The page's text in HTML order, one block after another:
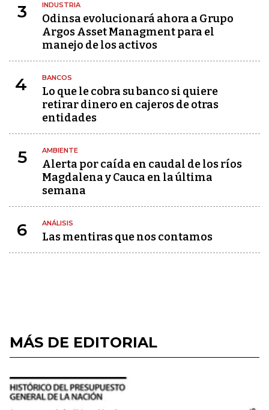
3 INDUSTRIA
Odinsa evolucionará ahora a Grupo
Argos Asset Managment para el
manejo de los activos
4 BANCOS
Lo que le cobra su banco si quiere
retirar dinero en cajeros de otras
entidades
5 AMBIENTE
Alerta por caída en caudal de los ríos
Magdalena y Cauca en la última
semana
6 ANÁLISIS
Las mentiras que nos contamos
MÁS DE EDITORIAL